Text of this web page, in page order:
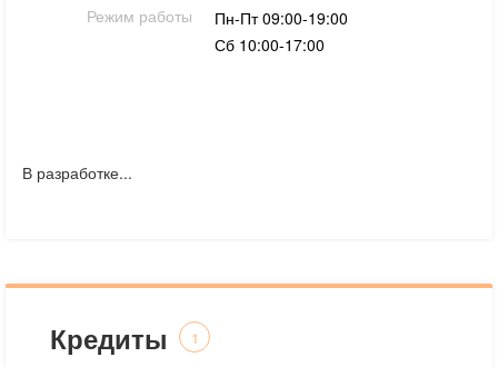
Режим работы
Пн-Пт 09:00-19:00
Сб 10:00-17:00
В разработке...
Кредиты 1